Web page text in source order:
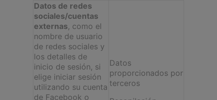
Datos de redes
sociales/cuentas
externas, como el
nombre de usuario
de redes sociales y
los detalles de
inicio de sesión, si
elige iniciar sesión
utilizando su cuenta
de Facebook o
Datos
proporcionados por
terceros